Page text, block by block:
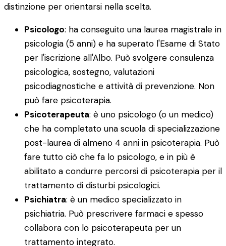
distinzione per orientarsi nella scelta.
Psicologo: ha conseguito una laurea magistrale in
psicologia (5 anni) e ha superato l'Esame di Stato
per l'iscrizione all'Albo. Può svolgere consulenza
psicologica, sostegno, valutazioni
psicodiagnostiche e attività di prevenzione. Non
può fare psicoterapia.
Psicoterapeuta: è uno psicologo (o un medico)
che ha completato una scuola di specializzazione
post-laurea di almeno 4 anni in psicoterapia. Può
fare tutto ciò che fa lo psicologo, e in più è
abilitato a condurre percorsi di psicoterapia per il
trattamento di disturbi psicologici.
Psichiatra: è un medico specializzato in
psichiatria. Può prescrivere farmaci e spesso
collabora con lo psicoterapeuta per un
trattamento integrato.